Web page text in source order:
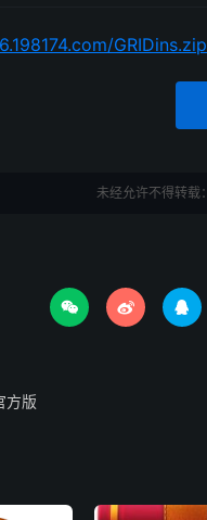
GRIDins.zip
未经允许不得转载：
  
方版